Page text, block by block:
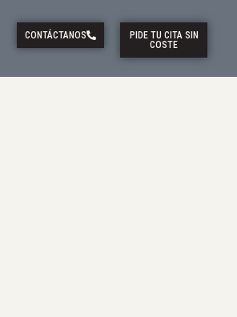
CONTÁCTANOS
PIDE TU CITA SIN
COSTE